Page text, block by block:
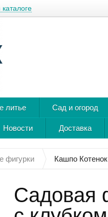
литье Сад и огород
Новости Доставка
фигурки Кашпо
Садовая